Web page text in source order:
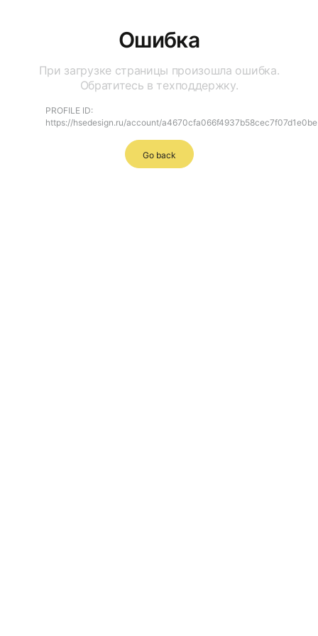
Ошибка
При загрузке страницы произошла ошибка.
Обратитесь в техподдержку.
PROFILE ID:
https://hsedesign.ru/account/a4670cfa066f4937b58cec7f07d1e0be
Go back